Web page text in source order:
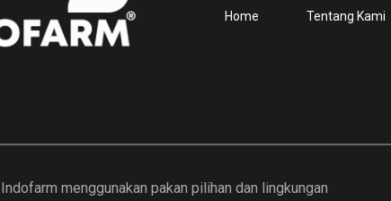
Home Tentang Kami
Indofarm menggunakan pakan pilihan dan lingkungan